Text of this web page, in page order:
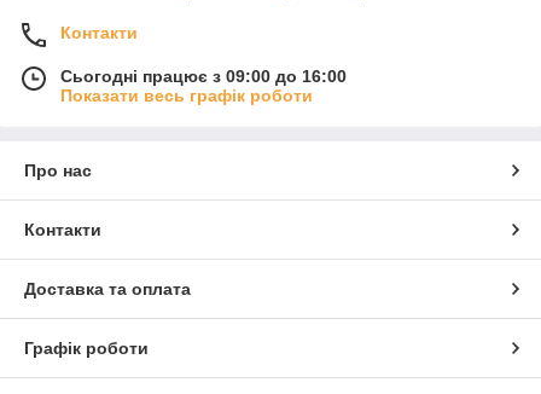
Контакти
Сьогодні працює з 09:00 до 16:00
Показати весь графік роботи
Про нас
Контакти
Доставка та оплата
Графік роботи